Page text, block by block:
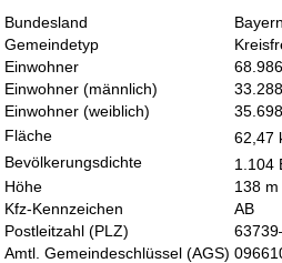
Bundesland
Gemeindetyp
Einwohner
68.986
Einwohner (männlich)
33.288
Einwohner (weiblich)
35.698
Fläche
62,47
Bevölkerungsdichte
1.104
Höhe
138
Kfz-Kennzeichen
AB
Postleitzahl (PLZ)
Amtl. Gemeindeschlüssel (AGS)